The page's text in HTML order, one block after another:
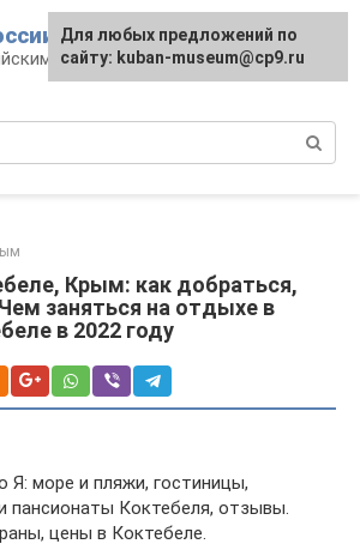
городам, маршруты и
Крым: как добраться,
заняться на отдыхе в
в 2022 году
Я: море и пляжи, гостиницы,
пансионаты Коктебеля, отзывы.
цены в Коктебеле.
Для любых предложений по
сайту: kuban-museum@cp9.ru